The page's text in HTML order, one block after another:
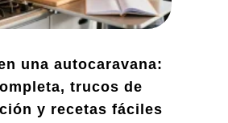
una autocaravana:
trucos de
y recetas fáciles